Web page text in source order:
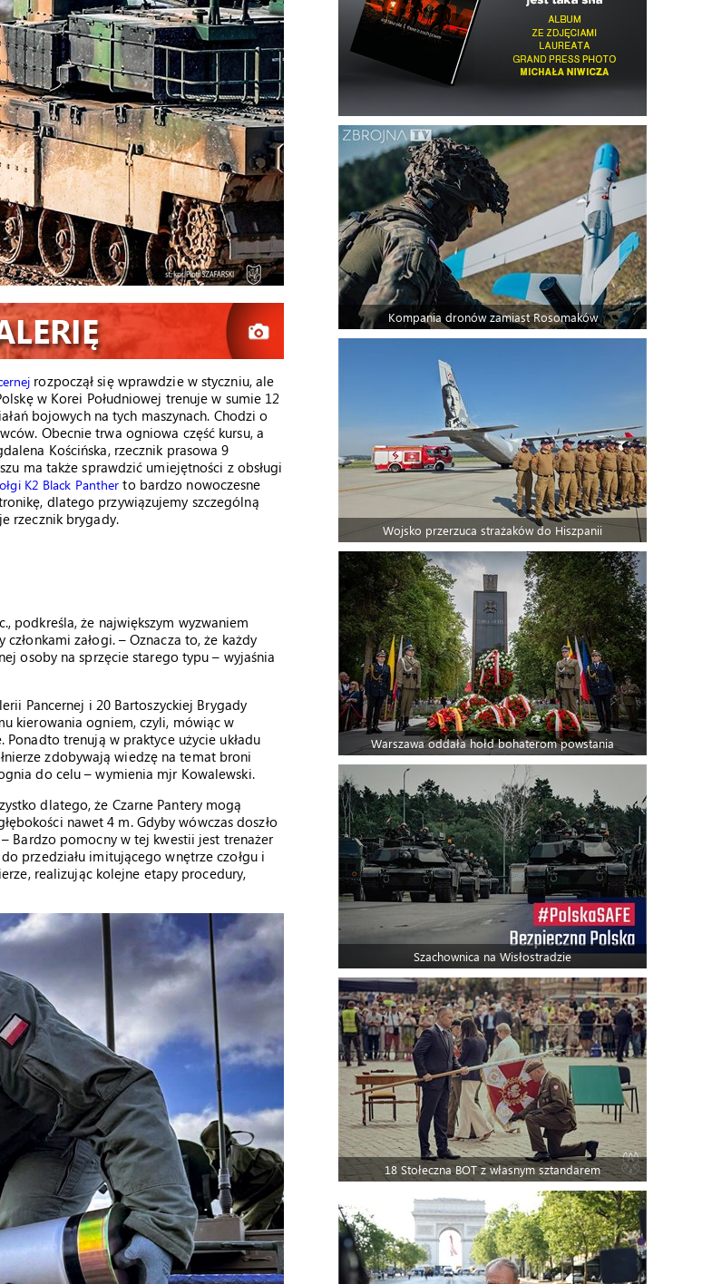
rozpoczął się wprawdzie w styczniu, ale
w Korei Południowej trenuje w sumie 12
bojowych na tych maszynach. Chodzi o
Obecnie trwa ogniowa część kursu, a
Kościńska, rzecznik prasowa 9
ma także sprawdzić umiejętności z obsługi
K2 Black Panther to bardzo nowoczesne
dlatego przywiązujemy szczególną
rzecznik brygady.
podkreśla, że największym wyzwaniem
załogi. – Oznacza to, że każdy
osoby na sprzęcie starego typu – wyjaśnia
Pancernej i 20 Bartoszyckiej Brygady
kierowania ogniem, czyli, mówiąc w
trenują w praktyce użycie układu
zdobywają wiedzę na temat broni
do celu – wymienia mjr Kowalewski.
dlatego, że Czarne Pantery mogą
nawet 4 m. Gdyby wówczas doszło
Bardzo pomocny w tej kwestii jest trenażer
przedziału imitującego wnętrze czołgu i
realizując kolejne etapy procedury,
Kompania dronów zamiast Rosomaków
Wojsko przerzuca strażaków do Hiszpanii
Warszawa oddała hołd bohaterom powstania
Szachownica na Wisłostradzie
18 Stołeczna BOT z własnym sztandarem